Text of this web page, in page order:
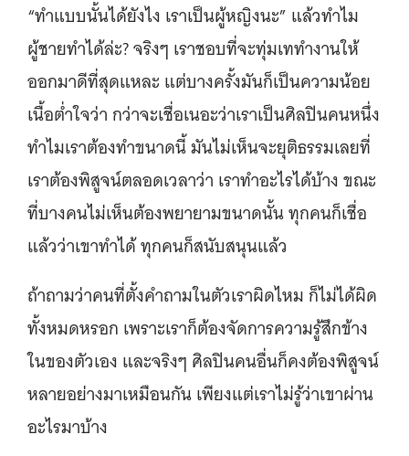
“ทำแบบนั้นได้ยังไง เราเป็นผู้หญิงนะ” แล้วทำไม
ผู้ชายทำได้ล่ะ? จริงๆ เราชอบที่จะทุ่มเททำงานให้
ออกมาดีที่สุดแหละ แต่บางครั้งมันก็เป็นความน้อย
เนื้อต่ำใจว่า กว่าจะเชื่อเนอะว่าเราเป็นศิลปินคนหนึ่ง
ทําไมเราต้องทำขนาดนี้ มันไม่เห็นจะยุติธรรมเลยที่
เราต้องพิสูจน์ตลอดเวลาว่า เราทําอะไรได้บ้าง ขณะ
ที่บางคนไม่เห็นต้องพยายามขนาดนั้น ทุกคนก็เชื่อ
แล้วว่าเขาทําได้ ทุกคนก็สนับสนุนแล้ว
ถ้าถามว่าคนที่ตั้งคำถามในตัวเราผิดไหม ก็ไม่ได้ผิด
ทั้งหมดหรอก เพราะเราก็ต้องจัดการความรู้สึกข้าง
ในของตัวเอง และจริงๆ ศิลปินคนอื่นก็คงต้องพิสูจน์
หลายอย่างมาเหมือนกัน เพียงแต่เราไม่รู้ว่าเขาผ่าน
อะไรมาบ้าง